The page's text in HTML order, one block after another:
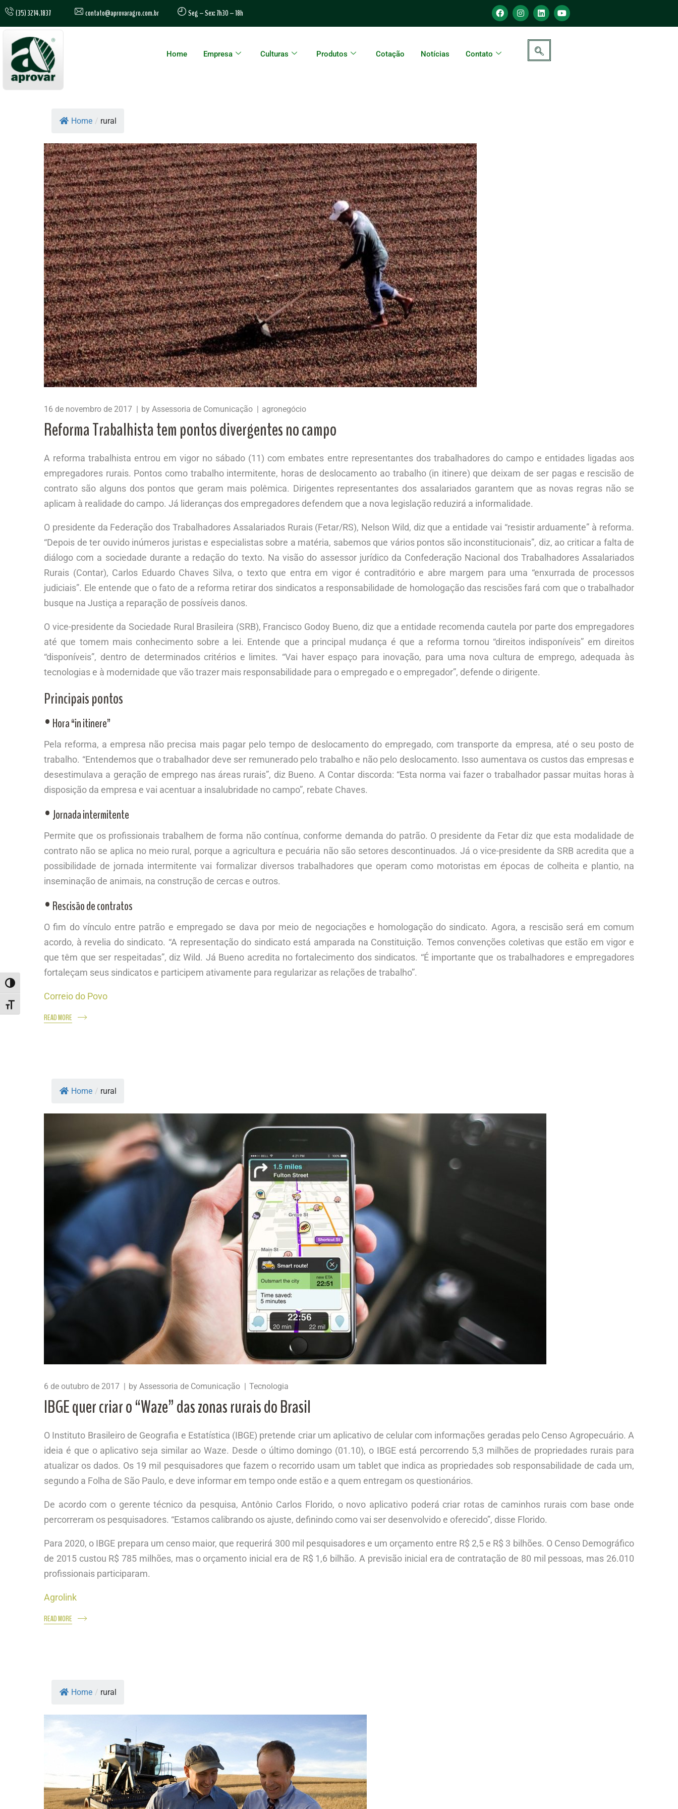
ALTERNAR ALTO CONTRASTE
ALTERNAR TAMANHO DA FONTE
(35) 3214.1837 contato@aprovaragro.com.br Seg – Sex: 7h30 – 18h
Home Empresa Culturas Produtos Cotação Notícias Contato
Home / rural
16 de novembro de 2017 by Assessoria de Comunicação agronegócio
Reforma Trabalhista tem pontos divergentes no campo
A reforma trabalhista entrou em vigor no sábado (11) com embates entre representantes dos trabalhadores do campo e entidades ligadas aos
empregadores rurais. Pontos como trabalho intermitente, horas de deslocamento ao trabalho (in itinere) que deixam de ser pagas e rescisão de
contrato são alguns dos pontos que geram mais polêmica. Dirigentes representantes dos assalariados garantem que as novas regras não se
aplicam à realidade do campo. Já lideranças dos empregadores defendem que a nova legislação reduzirá a informalidade.
O presidente da Federação dos Trabalhadores Assalariados Rurais (Fetar/RS), Nelson Wild, diz que a entidade vai “resistir arduamente” à reforma.
“Depois de ter ouvido inúmeros juristas e especialistas sobre a matéria, sabemos que vários pontos são inconstitucionais”, diz, ao criticar a falta de
diálogo com a sociedade durante a redação do texto. Na visão do assessor jurídico da Confederação Nacional dos Trabalhadores Assalariados
Rurais (Contar), Carlos Eduardo Chaves Silva, o texto que entra em vigor é contraditório e abre margem para uma “enxurrada de processos
judiciais”. Ele entende que o fato de a reforma retirar dos sindicatos a responsabilidade de homologação das rescisões fará com que o trabalhador
busque na Justiça a reparação de possíveis danos.
O vice-presidente da Sociedade Rural Brasileira (SRB), Francisco Godoy Bueno, diz que a entidade recomenda cautela por parte dos empregadores
até que tomem mais conhecimento sobre a lei. Entende que a principal mudança é que a reforma tornou “direitos indisponíveis” em direitos
“disponíveis”, dentro de determinados critérios e limites. “Vai haver espaço para inovação, para uma nova cultura de emprego, adequada às
tecnologias e à modernidade que vão trazer mais responsabilidade para o empregado e o empregador”, defende o dirigente.
Principais pontos
• Hora “in itinere”
Pela reforma, a empresa não precisa mais pagar pelo tempo de deslocamento do empregado, com transporte da empresa, até o seu posto de
trabalho. “Entendemos que o trabalhador deve ser remunerado pelo trabalho e não pelo deslocamento. Isso aumentava os custos das empresas e
desestimulava a geração de emprego nas áreas rurais”, diz Bueno. A Contar discorda: “Esta norma vai fazer o trabalhador passar muitas horas à
disposição da empresa e vai acentuar a insalubridade no campo”, rebate Chaves.
• Jornada intermitente
Permite que os profissionais trabalhem de forma não contínua, conforme demanda do patrão. O presidente da Fetar diz que esta modalidade de
contrato não se aplica no meio rural, porque a agricultura e pecuária não são setores descontinuados. Já o vice-presidente da SRB acredita que a
possibilidade de jornada intermitente vai formalizar diversos trabalhadores que operam como motoristas em épocas de colheita e plantio, na
inseminação de animais, na construção de cercas e outros.
• Rescisão de contratos
O fim do vínculo entre patrão e empregado se dava por meio de negociações e homologação do sindicato. Agora, a rescisão será em comum
acordo, à revelia do sindicato. “A representação do sindicato está amparada na Constituição. Temos convenções coletivas que estão em vigor e
que têm que ser respeitadas”, diz Wild. Já Bueno acredita no fortalecimento dos sindicatos. “É importante que os trabalhadores e empregadores
fortaleçam seus sindicatos e participem ativamente para regularizar as relações de trabalho”.
Correio do Povo
READ MORE
Home / rural
6 de outubro de 2017 by Assessoria de Comunicação Tecnologia
IBGE quer criar o “Waze” das zonas rurais do Brasil
O Instituto Brasileiro de Geografia e Estatística (IBGE) pretende criar um aplicativo de celular com informações geradas pelo Censo Agropecuário. A
ideia é que o aplicativo seja similar ao Waze. Desde o último domingo (01.10), o IBGE está percorrendo 5,3 milhões de propriedades rurais para
atualizar os dados. Os 19 mil pesquisadores que fazem o recorrido usam um tablet que indica as propriedades sob responsabilidade de cada um,
segundo a Folha de São Paulo, e deve informar em tempo onde estão e a quem entregam os questionários.
De acordo com o gerente técnico da pesquisa, Antônio Carlos Florido, o novo aplicativo poderá criar rotas de caminhos rurais com base onde
percorreram os pesquisadores. “Estamos calibrando os ajuste, definindo como vai ser desenvolvido e oferecido”, disse Florido.
Para 2020, o IBGE prepara um censo maior, que requerirá 300 mil pesquisadores e um orçamento entre R$ 2,5 e R$ 3 bilhões. O Censo Demográfico
de 2015 custou R$ 785 milhões, mas o orçamento inicial era de R$ 1,6 bilhão. A previsão inicial era de contratação de 80 mil pessoas, mas 26.010
profissionais participaram.
Agrolink
READ MORE
Home / rural